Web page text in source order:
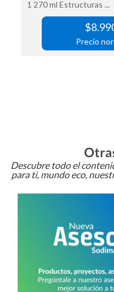
Descubre todo el
para ti, mundo eco,